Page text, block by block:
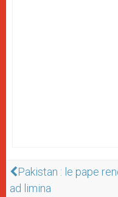
Pakistan : le pape
ad limina